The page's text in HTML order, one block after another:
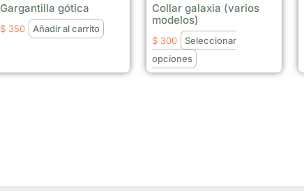
Gargantilla gótica
$350 Añadir al carrito
Collar galaxia (varios
modelos)
$300
Seleccionar
opciones
elegir
en
la
página